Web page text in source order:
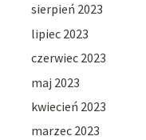
sierpień 2023
lipiec 2023
czerwiec 2023
maj 2023
kwiecień 2023
marzec 2023